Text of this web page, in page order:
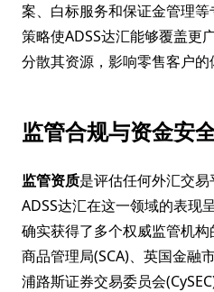
案、白标服务和保证金管理
策略使ADSS达汇能够覆盖更
分散其资源，影响零售客户的
监管合规与资金安
监管资质是评估任何外汇交易
ADSS达汇在这一领域的表现
确实获得了多个权威监管机
商品管理局(SCA)、英国金融
浦路斯证券交易委员会